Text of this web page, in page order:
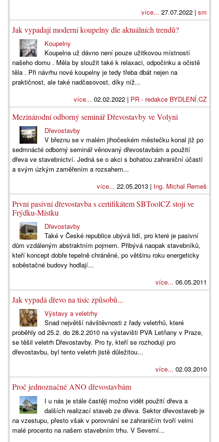
více... 27.07.2022 | sm
Jak vypadají moderní koupelny dle aktuálních trendů?
Koupelny
Koupelna už dávno není pouze užitkovou místností
našeho domu . Měla by sloužit také k relaxaci, odpočinku a očistě
těla . Při návrhu nové koupelny je tedy třeba dbát nejen na
praktičnost, ale také nadčasovost, díky níž...
více... 02.02.2022 | PR - redakce BYDLENÍ.CZ
Mezinárodní odborný seminář Dřevostavby ve Volyni
Dřevostavby
V březnu se v malém jihočeském městečku konal již po
sedmnácté odborný seminář věnovaný dřevostavbám a použití
dřeva ve stavebnictví. Jedná se o akci s bohatou zahraniční účastí
a svým úzkým zaměřením a rozsahem...
více... 22.05.2013 | Ing. Michal Remeš
První pasivní dřevostavba s certifikátem SBToolCZ stojí ve
Frýdku-Místku
Dřevostavby
Také v České republice ubývá lidí, pro které je pasivní
dům vzdáleným abstraktním pojmem. Přibývá naopak stavebníků,
kteří koncept dobře tepelně chráněné, po většinu roku energeticky
soběstačné budovy hodlají...
více... 06.05.2011
Jak vypadá dřevo na tisíc způsobů...
Výstavy a veletrhy
Snad největší návštěvnosti z řady veletrhů, které
proběhly od 25.2. do 28.2.2010 na výstavišti PVA Letňany v Praze,
se těšil veletrh Dřevostavby. Pro ty, kteří se rozhodují pro
dřevostavbu, byl tento veletrh jistě důležitou...
více... 02.03.2010
Proč jednoznačné ANO dřevostavbám
I u nás je stále častěji možno vidět použití dřeva a
dalších realizací staveb ze dřeva. Sektor dřevostaveb je
na vzestupu, přesto však v porovnání se zahraničím tvoří velmi
malé procento na našem stavebním trhu. V Severní...